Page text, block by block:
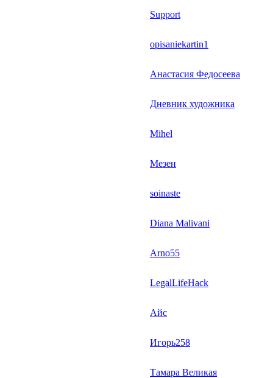
Support
opisaniekartin1
Анастасия Федосеева
Дневник художника
Mihel
Мезен
soinaste
Diana Malivani
Arno55
LegalLifeHack
Айс
Игорь258
Тамара Великая